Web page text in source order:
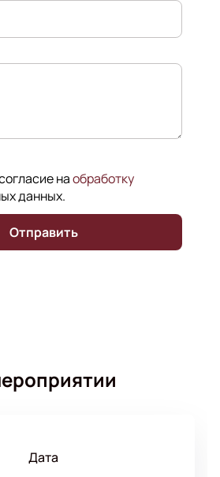
наобработку
данных.
Отправить
Дата